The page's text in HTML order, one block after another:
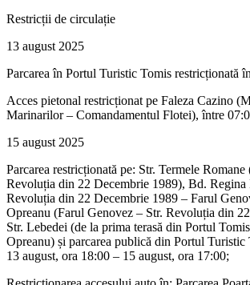
Restricții de circulație
13 august 2025
Parcarea în Portul Turistic Tomis restricționată
Acces pietonal restricționat pe Faleza Cazino
Marinarilor – Comandamentul Flotei), între
15 august 2025
Parcarea restricționată pe: Str. Termele Romane
Revoluția din 22 Decembrie 1989), Bd. Regina
Revoluția din 22 Decembrie 1989 – Farul
Opreanu (Farul Genovez – Str. Revoluția din
Str. Lebedei (de la prima terasă din Portul
Opreanu) și parcarea publică din Portul Turistic
13 august, ora 18:00 – 15 august, ora 17:00;